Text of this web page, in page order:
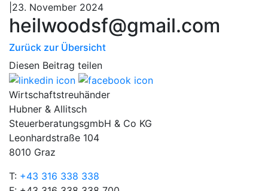
|23. November 2024
heilwoodsf@gmail.com
Zurück zur Übersicht
Diesen Beitrag teilen
Wirtschaftstreuhänder
Hubner & Allitsch
SteuerberatungsgmbH & Co KG
Leonhardstraße 104
8010 Graz
T: +43 316 338 338